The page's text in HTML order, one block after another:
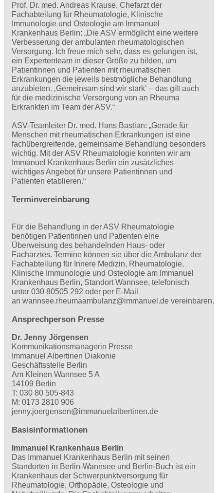
Prof. Dr. med. Andreas Krause, Chefarzt der
Fachabteilung für Rheumatologie, Klinische
Immunologie und Osteologie am Immanuel
Krankenhaus Berlin: „Die ASV ermöglicht eine weitere
Verbesserung der ambulanten rheumatologischen
Versorgung. Ich freue mich sehr, dass es gelungen ist,
ein Expertenteam in dieser Größe zu bilden, um
Patientinnen und Patienten mit rheumatischen
Erkrankungen die jeweils bestmögliche Behandlung
anzubieten. ‚Gemeinsam sind wir stark‘ – das gilt auch
für die medizinische Versorgung von an Rheuma
Erkrankten im Team der ASV.“
ASV-Teamleiter Dr. med. Hans Bastian: „Gerade für
Menschen mit rheumatischen Erkrankungen ist eine
fachübergreifende, gemeinsame Behandlung besonders
wichtig. Mit der ASV Rheumatologie konnten wir am
Immanuel Krankenhaus Berlin ein zusätzliches
wichtiges Angebot für unsere Patientinnen und
Patienten etablieren.“
Terminvereinbarung
Für die Behandlung in der ASV Rheumatologie
benötigen Patientinnen und Patienten eine
Überweisung des behandelnden Haus- oder
Facharztes. Termine können sie über die Ambulanz der
Fachabteilung für Innere Medizin, Rheumatologie,
Klinische Immunologie und Osteologie am Immanuel
Krankenhaus Berlin, Standort Wannsee, telefonisch
unter 030 80505 292 oder per E-Mail
an wannsee.rheumaambulanz@immanuel.de vereinbaren.
Ansprechperson Presse
Dr. Jenny Jörgensen
Kommunikationsmanagerin Presse
Immanuel Albertinen Diakonie
Geschäftsstelle Berlin
Am Kleinen Wannsee 5 A
14109 Berlin
T: 030 80 505-843
M: 0173 2810 906
jenny.joergensen@immanuelalbertinen.de
Basisinformationen
Immanuel Krankenhaus Berlin
Das Immanuel Krankenhaus Berlin mit seinen
Standorten in Berlin-Wannsee und Berlin-Buch ist ein
Krankenhaus der Schwerpunktversorgung für
Rheumatologie, Orthopädie, Osteologie und